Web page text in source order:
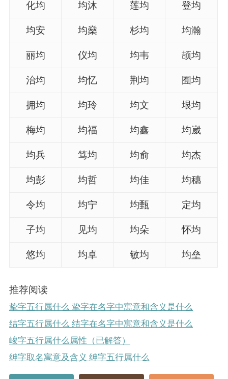
化均 均沐 莲均 登均
均安 均燊 杉均 均瀚
丽均 仪均 均韦 颉均
治均 均忆 荆均 囿均
拥均 均玲 均文 垠均
梅均 均福 均鑫 均崴
均兵 笃均 均俞 均杰
均彭 均哲 均佳 均穗
令均 均宁 均甄 定均
子均 见均 均朵 怀均
悠均 均卓 敏均 均垒
推荐阅读
挚字五行属什么 挚字在名字中寓意和含义是什么
结字五行属什么 结字在名字中寓意和含义是什么
峻字五行属什么属性（已解答）
绅字取名寓意及含义 绅字五行属什么